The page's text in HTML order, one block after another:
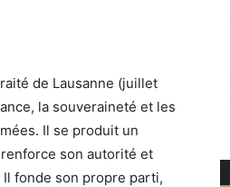
de Lausanne (juillet
la souveraineté et les
Il se produit un
son autorité et
fonde son propre parti,